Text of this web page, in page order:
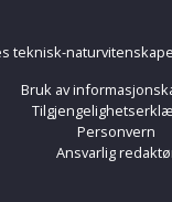
teknisk-
Bruk av
Personvern
Ansvarlig